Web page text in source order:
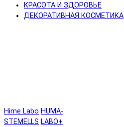
КРАСОТА И ЗДОРОВЬЕ
ДЕКОРАТИВНАЯ КОСМЕТИКА
Hime Labo HUMA-
STEMELLS LABO+